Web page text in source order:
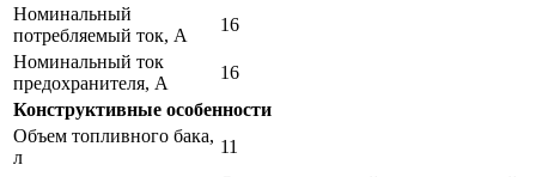
Номинальный
потребляемый ток, А
16
Номинальный ток
предохранителя, А
16
Конструктивные особенности
Объем топливного бака,
л
11